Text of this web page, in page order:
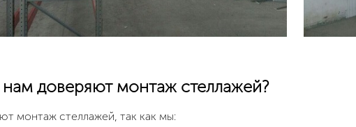
доверяют монтаж стеллажей?
монтаж стеллажей, так как мы: